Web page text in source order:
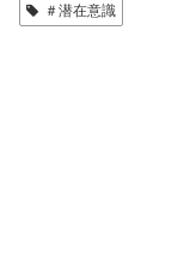
＃潜在意識